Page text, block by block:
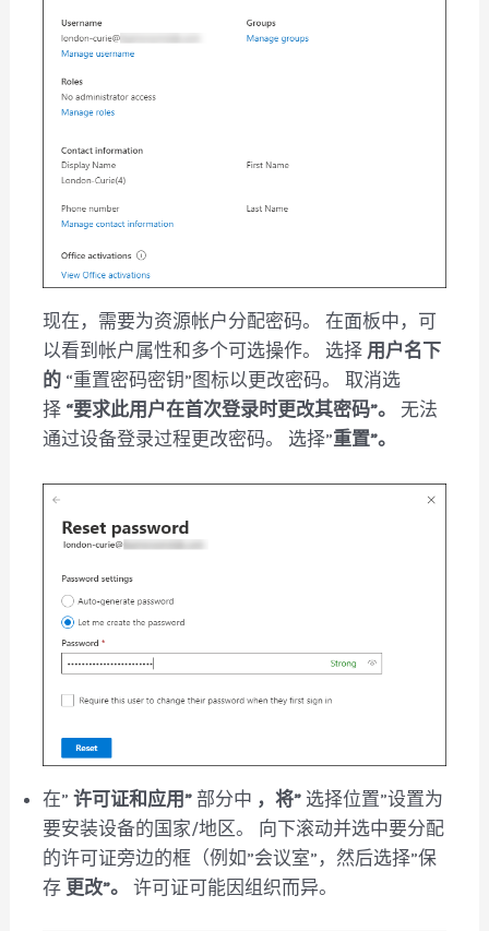
现在，需要为资源帐户分配密码。 在面板中，可
以看到帐户属性和多个可选操作。 选择 用户名下
的 “重置密码密钥”图标以更改密码。 取消选
择 “要求此用户在首次登录时更改其密码”。
无法
通过设备登录过程更改密码。 选择”重置”。
在”许可证和应用” 部分中 ，将” 选择位置”设置为
要安装设备的国家/地区。 向下滚动并选中要分配
的许可证旁边的框（例如”会议室”，然后选择”保
存 更改”。 许可证可能因组织而异。